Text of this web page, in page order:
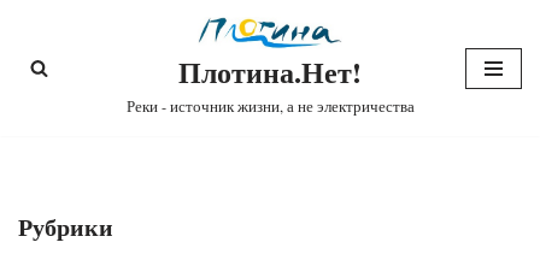
Перейти
Плотина.Нет!
Реки - источник жизни, а не электричества
Рубрики